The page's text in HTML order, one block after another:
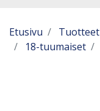
Etusivu Tuotteet
18-tuumaiset